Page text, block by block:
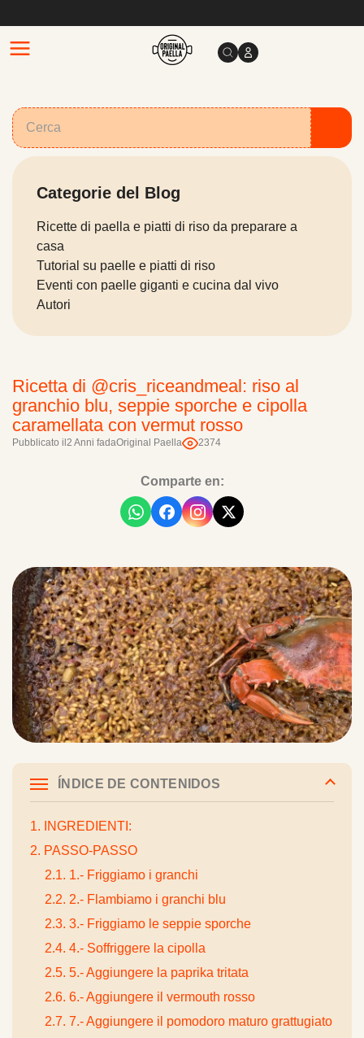
Ricetta di @cris_riceandmeal: riso al
granchio blu, seppie sporche e cipolla
caramellata con vermut rosso
Pubblicato il 2 Anni fadaOriginal Paella 2374
Comparte en:
ÍNDICE DE CONTENIDOS
1. INGREDIENTI:
2. PASSO-PASSO
2.1. 1.- Friggiamo i granchi
2.2. 2.- Flambiamo i granchi blu
2.3. 3.- Friggiamo le seppie sporche
2.4. 4.- Soffriggere la cipolla
2.5. 5.- Aggiungere la paprika tritata
2.6. 6.- Aggiungere il vermouth rosso
2.7. 7.- Aggiungere il pomodoro maturo grattugiato
Categorie del Blog
Ricette di paella e piatti di riso da preparare a
casa
Tutorial su paelle e piatti di riso
Eventi con paelle giganti e cucina dal vivo
Autori